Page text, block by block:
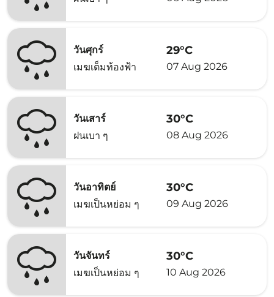
วันศุกร์
เมฆเต็มท้องฟ้า
29°C
07 Aug 2026
วันเสาร์
ฝนเบา ๆ
30°C
08 Aug 2026
วันอาทิตย์
เมฆเป็นหย่อม ๆ
30°C
09 Aug 2026
วันจันทร์
เมฆเป็นหย่อม ๆ
30°C
10 Aug 2026